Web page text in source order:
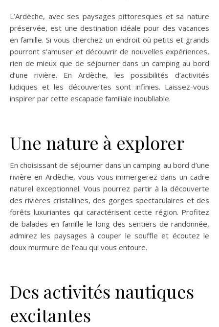
L’Ardèche, avec ses paysages pittoresques et sa nature
préservée, est une destination idéale pour des vacances
en famille. Si vous cherchez un endroit où petits et grands
pourront s’amuser et découvrir de nouvelles expériences,
rien de mieux que de séjourner dans un camping au bord
d’une rivière. En Ardèche, les possibilités d’activités
ludiques et les découvertes sont infinies. Laissez-vous
inspirer par cette escapade familiale inoubliable.
Une nature à explorer
En choisissant de séjourner dans un camping au bord d’une
rivière en Ardèche, vous vous immergerez dans un cadre
naturel exceptionnel. Vous pourrez partir à la découverte
des rivières cristallines, des gorges spectaculaires et des
forêts luxuriantes qui caractérisent cette région. Profitez
de balades en famille le long des sentiers de randonnée,
admirez les paysages à couper le souffle et écoutez le
doux murmure de l’eau qui vous entoure.
Des activités nautiques
excitantes